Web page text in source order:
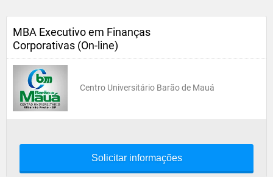
MBA Executivo em Finanças
Corporativas (On-line)
Centro Universitário Barão de Mauá
Solicitar informações